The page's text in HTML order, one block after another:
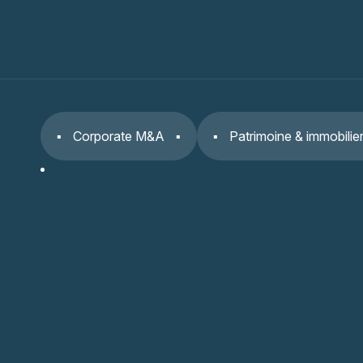
Corporate M&A Patrimoine & immobilier